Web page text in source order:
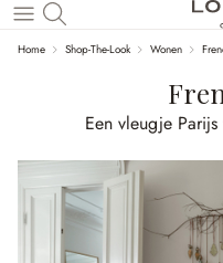
Naar de hoofdinhoud
Home Shop-The-Look Wonen
Een vleugje